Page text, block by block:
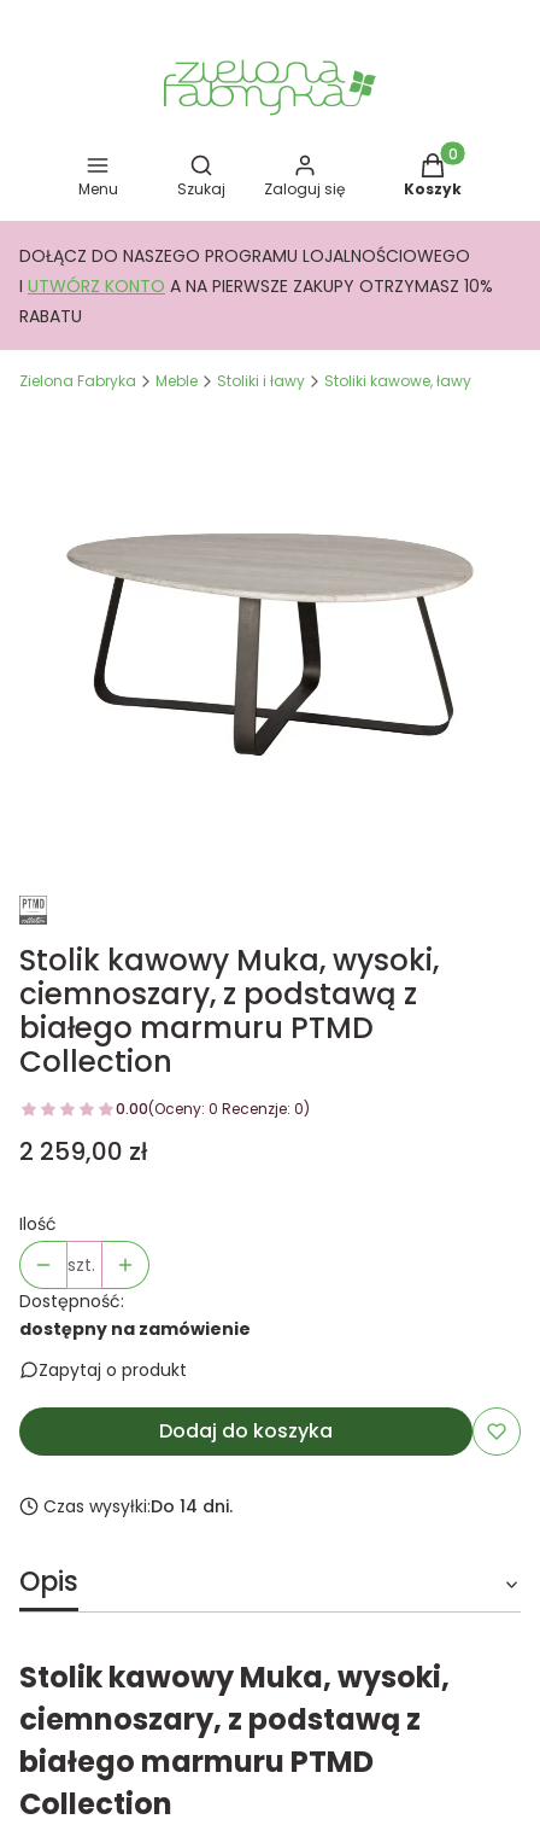
Menu
Otwórz wyszukiwarkę
Szukaj Zaloguj się
Produkty w
Koszyk
DOŁĄCZ DO NASZEGO PROGRAMU LOJALNOŚCIOWEGO
I UTWÓRZ KONTO A NA PIERWSZE ZAKUPY OTRZYMASZ 10%
RABATU
Zielona Fabryka Meble Stoliki i ławy Stoliki kawowe, ławy
Stolik kawowy Muka, wysoki,
ciemnoszary, z podstawą z
białego marmuru PTMD
Collection
0.00(Oceny: 0 Recenzje: 0)
Cena
2 259,00 zł
Ilość
szt.
Dostępność:
dostępny na zamówienie
Zapytaj o produkt
Dodaj do koszyka
Czas wysyłki:Do 14 dni.
Opis
Stolik kawowy Muka, wysoki,
ciemnoszary, z podstawą z
białego marmuru PTMD
Collection